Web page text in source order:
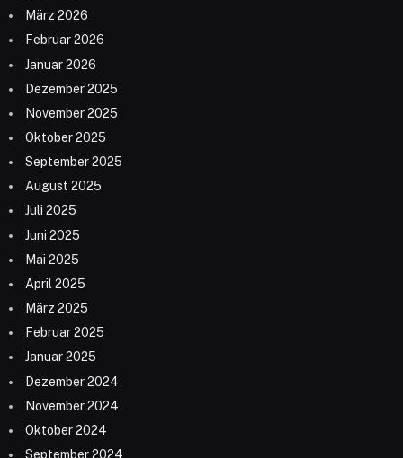
März 2026
Februar 2026
Januar 2026
Dezember 2025
November 2025
Oktober 2025
September 2025
August 2025
Juli 2025
Juni 2025
Mai 2025
April 2025
März 2025
Februar 2025
Januar 2025
Dezember 2024
November 2024
Oktober 2024
September 2024